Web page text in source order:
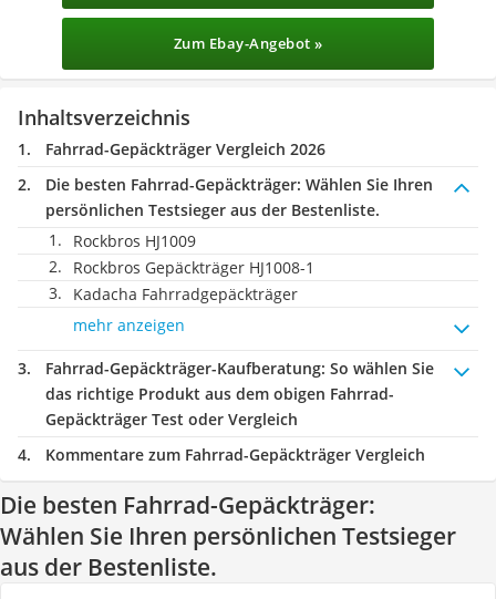
Zum Ebay-Angebot »
Inhaltsverzeichnis
Fahrrad-Gepäckträger Vergleich 2026
Die besten Fahrrad-Gepäckträger: Wählen Sie Ihren
persönlichen Testsieger aus der Bestenliste.
Rockbros HJ1009
Rockbros Gepäckträger HJ1008-1
Kadacha Fahrradgepäckträger
mehr anzeigen
Fahrrad-Gepäckträger-Kaufberatung: So wählen Sie
das richtige Produkt aus dem obigen Fahrrad-
Gepäckträger Test oder Vergleich
Kommentare zum Fahrrad-Gepäckträger Vergleich
Die besten Fahrrad-Gepäckträger:
Wählen Sie Ihren persönlichen Testsieger
aus der Bestenliste.